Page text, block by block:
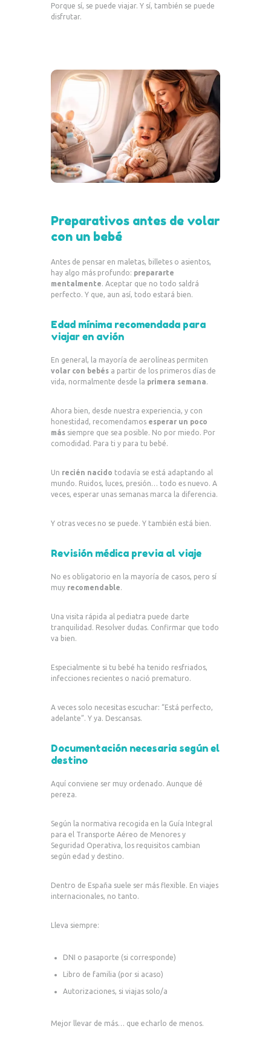
Porque sí, se puede viajar. Y sí, también se puede
disfrutar.
Preparativos antes de volar
con un bebé
Antes de pensar en maletas, billetes o asientos,
hay algo más profundo: prepararte
mentalmente. Aceptar que no todo saldrá
perfecto. Y que, aun así, todo estará bien.
Edad mínima recomendada para
viajar en avión
En general, la mayoría de aerolíneas permiten
volar con bebés a partir de los primeros días de
vida, normalmente desde la primera semana.
Ahora bien, desde nuestra experiencia, y con
honestidad, recomendamos esperar un poco
más siempre que sea posible. No por miedo. Por
comodidad. Para ti y para tu bebé.
Un recién nacido todavía se está adaptando al
mundo. Ruidos, luces, presión… todo es nuevo. A
veces, esperar unas semanas marca la diferencia.
Y otras veces no se puede. Y también está bien.
Revisión médica previa al viaje
No es obligatorio en la mayoría de casos, pero sí
muy recomendable.
Una visita rápida al pediatra puede darte
tranquilidad. Resolver dudas. Confirmar que todo
va bien.
Especialmente si tu bebé ha tenido resfriados,
infecciones recientes o nació prematuro.
A veces solo necesitas escuchar: “Está perfecto,
adelante”. Y ya. Descansas.
Documentación necesaria según el
destino
Aquí conviene ser muy ordenado. Aunque dé
pereza.
Según la normativa recogida en la Guía Integral
para el Transporte Aéreo de Menores y
Seguridad Operativa, los requisitos cambian
según edad y destino.
Dentro de España suele ser más flexible. En viajes
internacionales, no tanto.
Lleva siempre:
DNI o pasaporte (si corresponde)
Libro de familia (por si acaso)
Autorizaciones, si viajas solo/a
Mejor llevar de más… que echarlo de menos.